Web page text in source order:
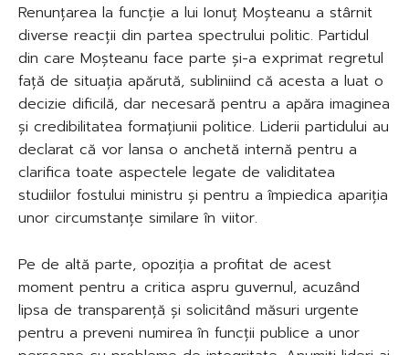
Renunțarea la funcție a lui Ionuț Moșteanu a stârnit
diverse reacții din partea spectrului politic. Partidul
din care Moșteanu face parte și-a exprimat regretul
față de situația apărută, subliniind că acesta a luat o
decizie dificilă, dar necesară pentru a apăra imaginea
și credibilitatea formațiunii politice. Liderii partidului au
declarat că vor lansa o anchetă internă pentru a
clarifica toate aspectele legate de validitatea
studiilor fostului ministru și pentru a împiedica apariția
unor circumstanțe similare în viitor.
Pe de altă parte, opoziția a profitat de acest
moment pentru a critica aspru guvernul, acuzând
lipsa de transparență și solicitând măsuri urgente
pentru a preveni numirea în funcții publice a unor